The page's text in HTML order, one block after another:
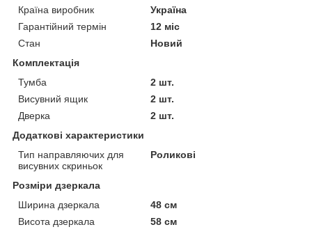
Країна виробник
Україна
Гарантійний термін
12 міс
Стан
Новий
Комплектація
Тумба
2 шт.
Висувний ящик
2 шт.
Дверка
2 шт.
Додаткові характеристики
Тип направляючих для
висувних скриньок
Роликові
Розміри дзеркала
Ширина дзеркала
48 см
Висота дзеркала
58 см